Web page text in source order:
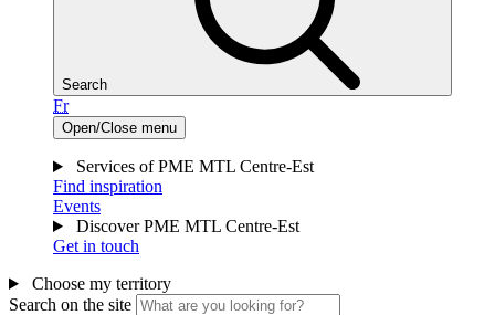
Search
Fr
Open/Close menu
Services of PME MTL Centre-Est
Find inspiration
Events
Discover PME MTL Centre-Est
Get in touch
Choose my territory
Search on the site